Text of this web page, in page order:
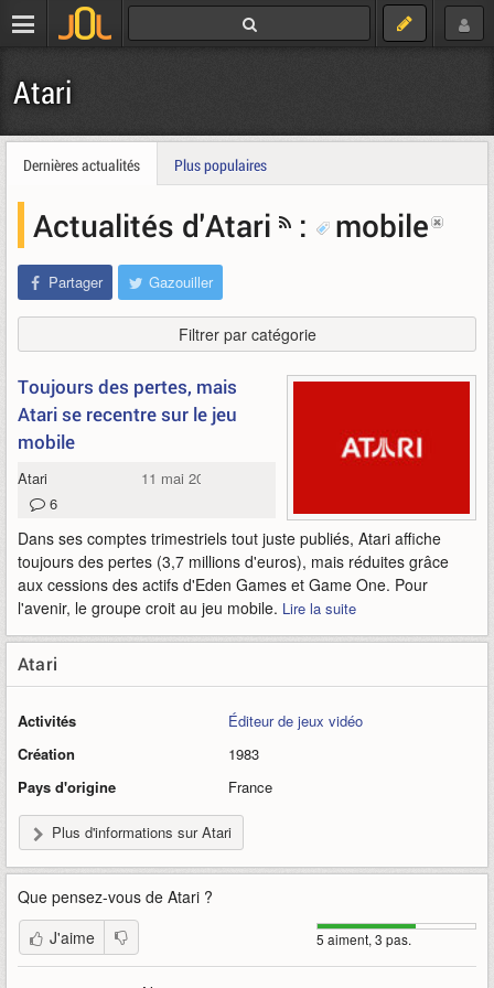
Atari
Dernières actualités Plus populaires
Actualités d'Atari : mobile
Partager Gazouiller
Filtrer par catégorie
Toujours des pertes, mais
Atari se recentre sur le jeu
mobile
Atari
11 mai 2012
6
Dans ses comptes trimestriels tout juste publiés, Atari affiche
toujours des pertes (3,7 millions d'euros), mais réduites grâce
aux cessions des actifs d'Eden Games et Game One. Pour
l'avenir, le groupe croit au jeu mobile. Lire la suite
Atari
Activités
Éditeur de jeux vidéo
Création
1983
Pays d'origine
France
Plus d'informations sur Atari
Que pensez-vous de Atari ?
5 aiment, 3 pas.
J'aime